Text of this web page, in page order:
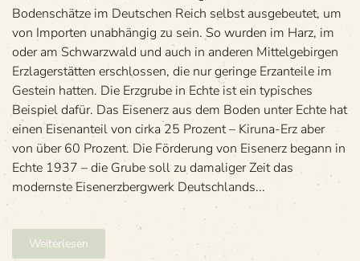
56.20 in Echte
Bodenschätze im Deutschen Reich selbst ausgebeutet, um
von Importen unabhängig zu sein. So wurden im Harz, im
oder am Schwarzwald und auch in anderen Mittelgebirgen
Erzlagerstätten erschlossen, die nur geringe Erzanteile im
Gestein hatten. Die Erzgrube in Echte ist ein typisches
Beispiel dafür. Das Eisenerz aus dem Boden unter Echte hat
einen Eisenanteil von cirka 25 Prozent – Kiruna-Erz aber
von über 60 Prozent. Die Förderung von Eisenerz begann in
Echte 1937 – die Grube soll zu damaliger Zeit das
modernste Eisenerzbergwerk Deutschlands...
Weiterlesen